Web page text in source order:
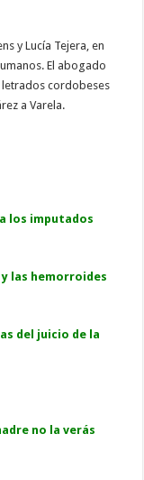
y Lucía Tejera, en
El abogado
letrados cordobeses
a Varela.
los imputados
las hemorroides
del juicio de la
no la verás